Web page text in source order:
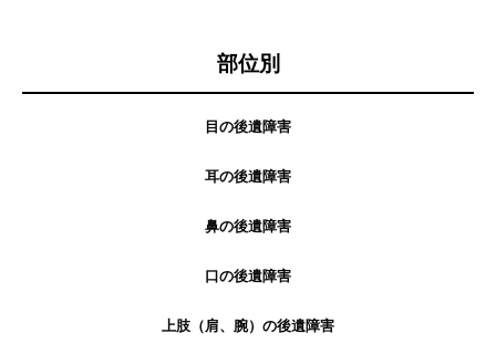
部位別
目の後遺障害
耳の後遺障害
鼻の後遺障害
口の後遺障害
上肢（肩、腕）の後遺障害